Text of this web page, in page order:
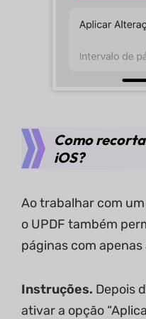
Como
iOS?
Ao trabalhar com
o UPDF também
páginas com
Instruções. Depois
ativar a opção